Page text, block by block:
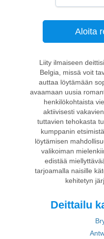
Aloita
Liity ilmaiseen
Belgia, missä voit
auttaa löytämään
avaamaan uusia
henkilökohtaista
aktiivisesti
tuttavien tehokasta
kumppanin
löytämisen
valikoiman
edistää
tarjoamalla naisille
kehitetyn
Deittailu